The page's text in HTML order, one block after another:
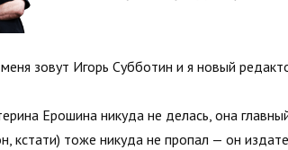
зовут Игорь Субботин и я новый
Ерошина никуда не делась, она
кстати) тоже никуда не пропал — он